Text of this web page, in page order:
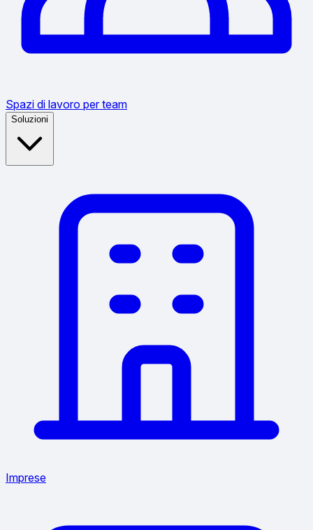
Spazi di lavoro per team
Soluzioni
Imprese